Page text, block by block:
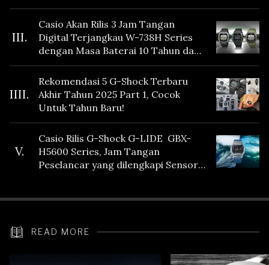
III.
Casio Akan Rilis 3 Jam Tangan
Digital Terjangkau W-738H Series
dengan Masa Baterai 10 Tahun dan
Fitur Vibration
IIII.
Rekomendasi 5 G-Shock Terbaru
Akhir Tahun 2025 Part 1, Cocok
Untuk Tahun Baru!
V.
Casio Rilis G-Shock G-LIDE GBX-
H5600 Series, Jam Tangan
Peselancar yang dilengkapi Sensor
READ MORE